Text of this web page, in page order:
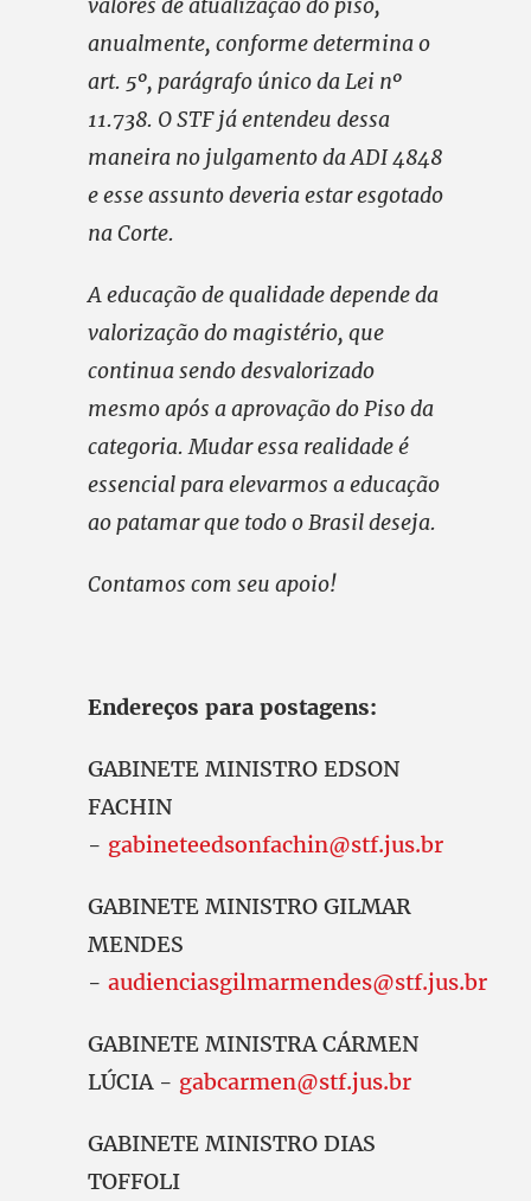
anualmente, conforme determina o
art. 5º, parágrafo único da Lei nº
11.738. O STF já entendeu dessa
maneira no julgamento da ADI 4848
e esse assunto deveria estar esgotado
na Corte.
A educação de qualidade depende da
valorização do magistério, que
continua sendo desvalorizado
mesmo após a aprovação do Piso da
categoria. Mudar essa realidade é
essencial para elevarmos a educação
ao patamar que todo o Brasil deseja.
Contamos com seu apoio!
Endereços para postagens:
GABINETE MINISTRO EDSON
FACHIN
- gabineteedsonfachin@stf.jus.br
GABINETE MINISTRO GILMAR
MENDES
- audienciasgilmarmendes@stf.jus.br
GABINETE MINISTRA CÁRMEN
LÚCIA - gabcarmen@stf.jus.br
GABINETE MINISTRO DIAS
TOFFOLI